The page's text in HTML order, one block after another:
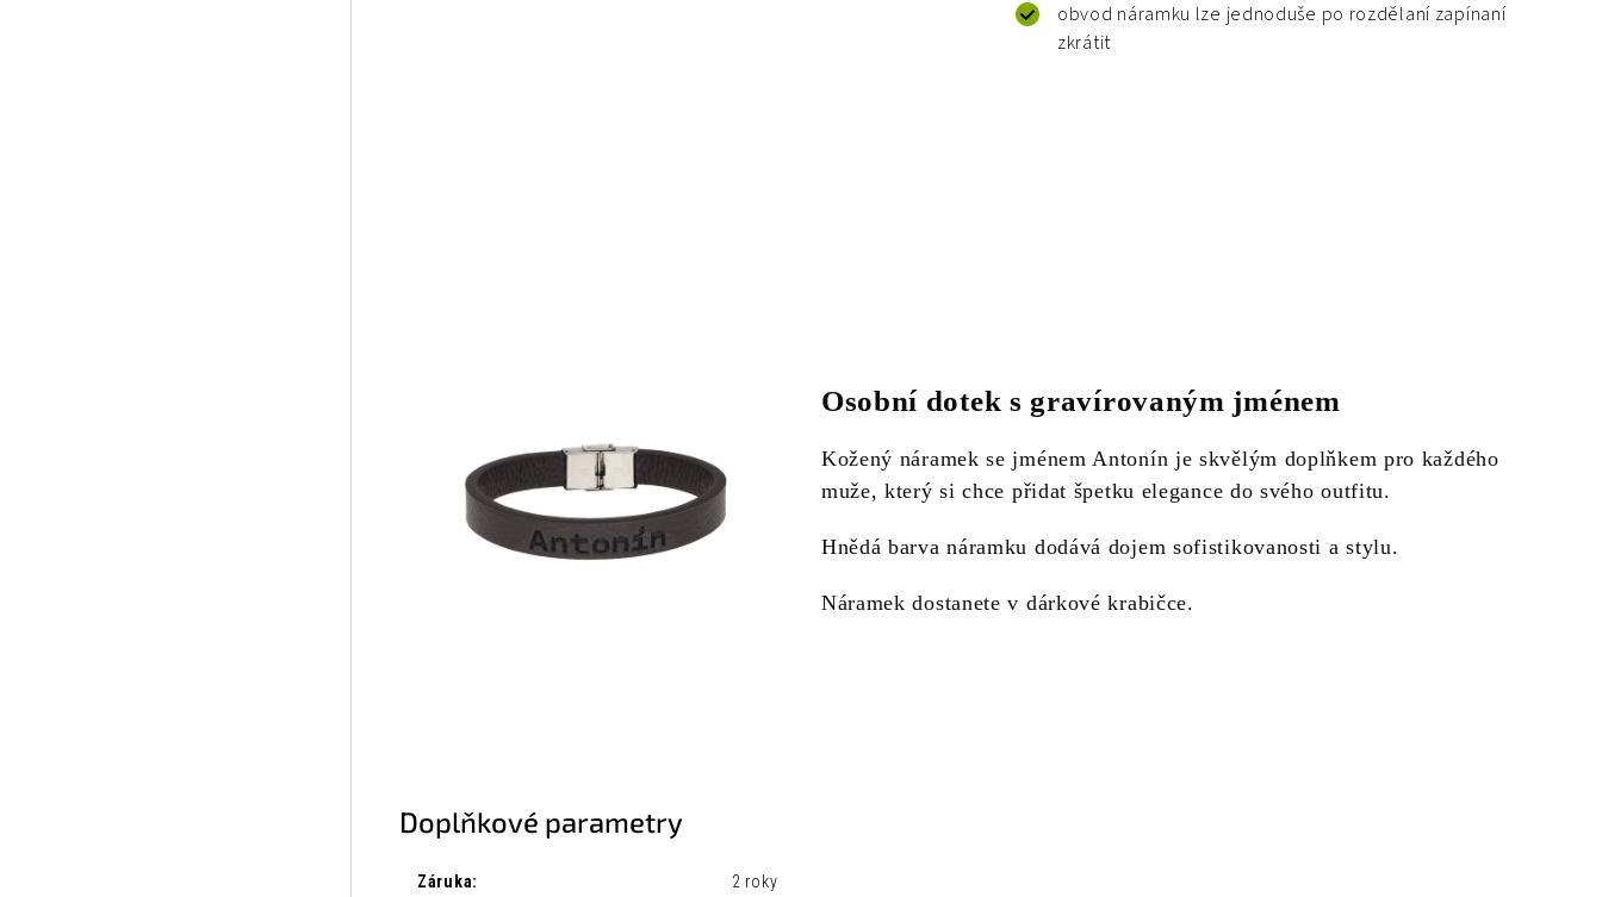
obvod náramku lze jednoduše po rozdělaní zapínaní
zkrátit
Osobní dotek s gravírovaným jménem
Kožený náramek se jménem Antonín je skvělým doplňkem pro každého
muže, který si chce přidat špetku elegance do svého outfitu.
Hnědá barva náramku dodává dojem sofistikovanosti a stylu.
Náramek dostanete v dárkové krabičce.
Doplňkové parametry
Záruka: 2 roky